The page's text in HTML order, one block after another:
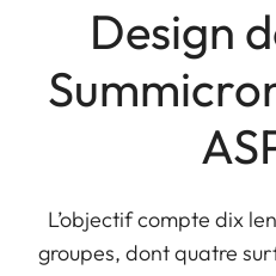
Design
L’objectif compte dix
groupes, dont quatre